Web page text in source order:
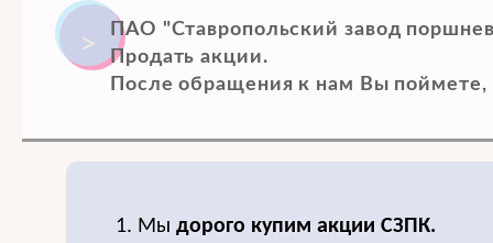
ПАО "Ставропольский завод
Продать акции.
После обращения к нам Вы поймете,
1. Мы дорого купим акции СЗПК.